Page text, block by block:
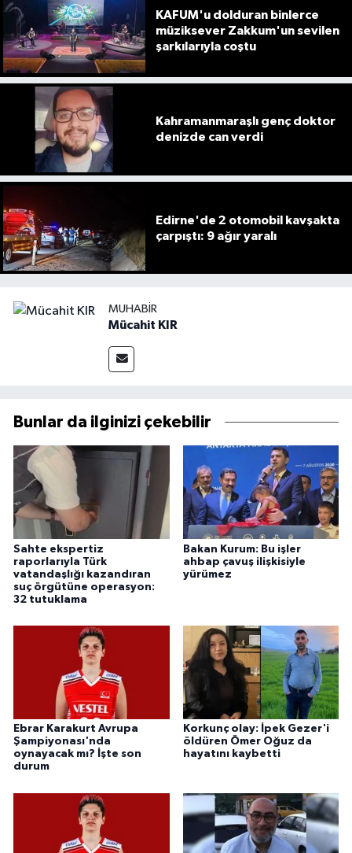
KAFUM'u dolduran binlerce
müziksever Zakkum'un sevilen
şarkılarıyla coştu
Kahramanmaraşlı genç doktor
denizde can verdi
Edirne'de 2 otomobil kavşakta
çarpıştı: 9 ağır yaralı
MUHABIR
Mücahit KIR
Bunlar da ilginizi çekebilir
Sahte ekspertiz
raporlarıyla Türk
vatandaşlığı kazandıran
suç örgütüne operasyon:
32 tutuklama
Bakan Kurum: Bu işler
ahbap çavuş ilişkisiyle
yürümez
Ebrar Karakurt Avrupa
Şampiyonası'nda
oynayacak mı? İşte son
durum
Korkunç olay: İpek Gezer'i
öldüren Ömer Oğuz da
hayatını kaybetti